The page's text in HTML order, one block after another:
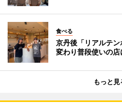
食べる
京丹後「リアルテ
変わり普段使いの店
もっと見